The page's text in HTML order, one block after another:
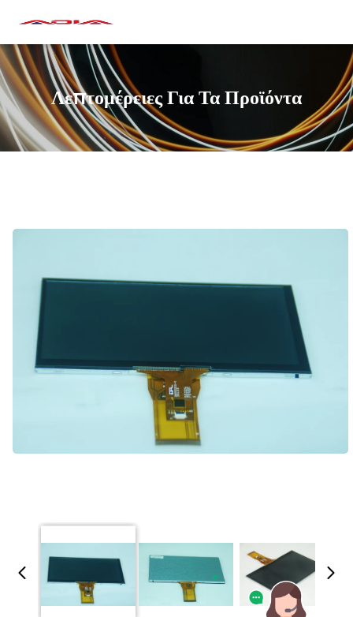
Λεπτομέρειες Για Τα Προϊόντα